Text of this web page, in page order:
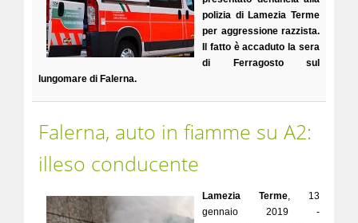
polizia di Lamezia Terme
per aggressione razzista.
Il fatto è accaduto la sera
di Ferragosto sul
lungomare di Falerna.
Falerna, auto in fiamme su A2:
illeso conducente
Lamezia Terme, 13
gennaio 2019 -